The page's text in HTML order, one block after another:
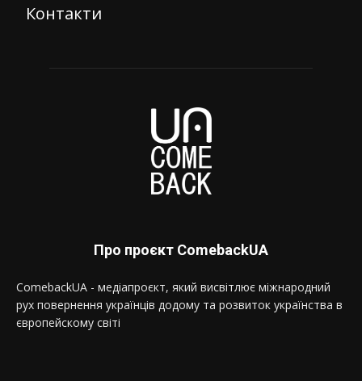
Контакти
Про проєкт ComebackUA
ComebackUA - медіапроєкт, який висвітлює міжнародний
рух повернення українців додому та розвиток українства в
європейскому світі